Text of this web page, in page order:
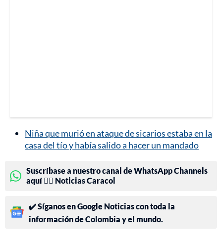
Niña que murió en ataque de sicarios estaba en la
casa del tío y había salido a hacer un mandado
Suscríbase a nuestro canal de WhatsApp Channels
aquí 👉🏻 Noticias Caracol
✔️ Síganos en Google Noticias con toda la
información de Colombia y el mundo.